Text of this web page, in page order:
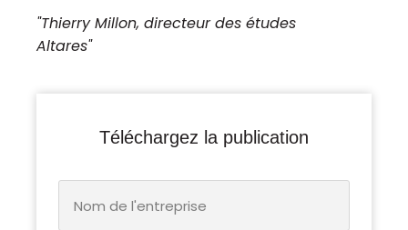
"Thierry Millon, directeur des études
Altares"
Téléchargez la publication